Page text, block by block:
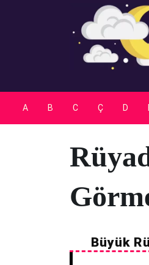
A B C Ç D
Büyük